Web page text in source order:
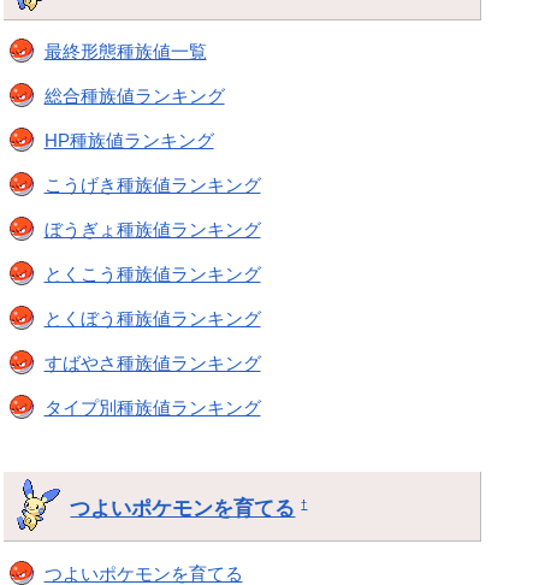
最終形態種族値一覧
総合種族値ランキング
HP種族値ランキング
こうげき種族値ランキング
ぼうぎょ種族値ランキング
とくこう種族値ランキング
とくぼう種族値ランキング
すばやさ種族値ランキング
タイプ別種族値ランキング
つよいポケモンを育てる †
つよいポケモンを育てる